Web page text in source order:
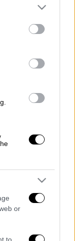
or more Google
may click to
party tags to
in below Google
or
και
του
κλικ
ευθύνη. Το